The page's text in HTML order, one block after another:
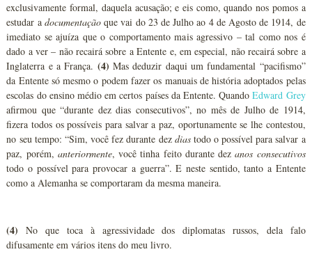
exclusivamente formal, daquela acusação; e eis como, quando nos pomos a
estudar a documentaçãoque vai do 23 de Julho ao 4 de Agosto de 1914, de
imediato se ajuíza que o comportamento mais agressivo – tal como nos é
dado a ver – não recairá sobre a Entente e, em especial, não recairá sobre a
Inglaterra e a França. (4) Mas deduzir daqui um fundamental “pacifismo”
da Entente só mesmo o podem fazer os manuais de história adoptados pelas
escolas do ensino médio em certos países da Entente. QuandoEdward Grey
afirmou que “durante dez dias consecutivos”, no mês de Julho de 1914,
fizera todos os possíveis para salvar a paz, oportunamente se lhe contestou,
no seu tempo: “Sim, você fez durante dez diastodo o possível para salvar a
paz, porém, anteriormente, você tinha feito durante dezanos consecutivos
todo o possível para provocar a guerra”. E neste sentido, tanto a Entente
como a Alemanha se comportaram da mesma maneira.
(4) No que toca à agressividade dos diplomatas russos, dela falo
difusamente em vários itens do meu livro.